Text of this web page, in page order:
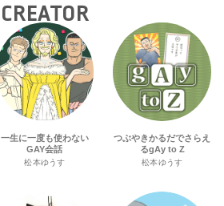
CREATOR
一生に一度も使わない
GAY会話
松本ゆうす
つぶやきかるだでさらえ
るgAy to Z
松本ゆうす